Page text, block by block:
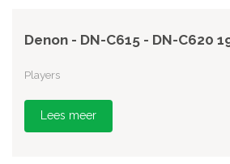
Denon - DN-C615 - DN-C620
Players
Lees meer